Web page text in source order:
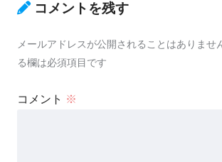
コメントを残す
メールアドレスが公開されることはありませ
る欄は必須項目です
コメント ※